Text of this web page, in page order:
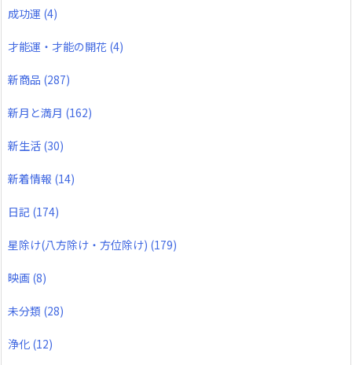
成功運 (4)
才能運・才能の開花 (4)
新商品 (287)
新月と満月 (162)
新生活 (30)
新着情報 (14)
日記 (174)
星除け(八方除け・方位除け) (179)
映画 (8)
未分類 (28)
浄化 (12)